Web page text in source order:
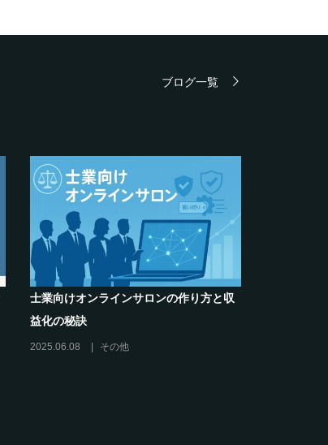
ブログ一覧
クリエイター系オンラインサロンの話題
席巻-”マッシュル”について調べてみた!
2024.06.25 オンラインサロンを活用する